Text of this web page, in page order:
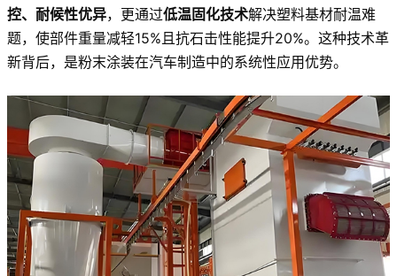
控、耐候性优异，更通过低温固化技术解决塑料基材耐温难
题，使部件重量减轻15%且抗石击性能提升20%。这种技术革
新背后，是粉末涂装在汽车制造中的系统性应用优势。